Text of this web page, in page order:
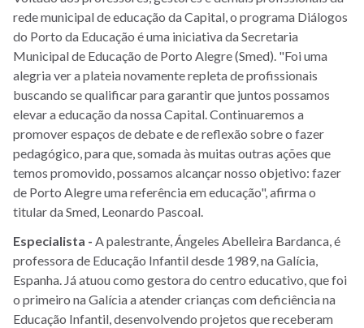
rede municipal de educação da Capital, o programa Diálogos
do Porto da Educação é uma iniciativa da Secretaria
Municipal de Educação de Porto Alegre (Smed). "Foi uma
alegria ver a plateia novamente repleta de profissionais
buscando se qualificar para garantir que juntos possamos
elevar a educação da nossa Capital. Continuaremos a
promover espaços de debate e de reflexão sobre o fazer
pedagógico, para que, somada às muitas outras ações que
temos promovido, possamos alcançar nosso objetivo: fazer
de Porto Alegre uma referência em educação", afirma o
titular da Smed, Leonardo Pascoal.
Especialista - A palestrante, Ángeles Abelleira Bardanca, é
professora de Educação Infantil desde 1989, na Galícia,
Espanha. Já atuou como gestora do centro educativo, que foi
o primeiro na Galícia a atender crianças com deficiência na
Educação Infantil, desenvolvendo projetos que receberam